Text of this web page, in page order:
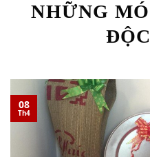
NHỮNG
08
Th4